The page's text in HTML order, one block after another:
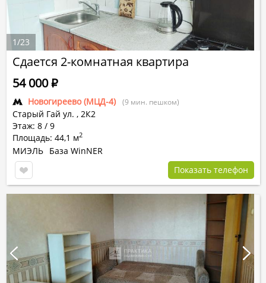
Сдается 2-комнатная квартира
Новогиреево (МЦД-4) (9 мин. пешком)
Старый Гай ул. , 2К2
Этаж: 8 / 9
Площадь: 44,1 м2
54 000Р
МИЭЛЬ База WinNER
Показать телефон
1/23